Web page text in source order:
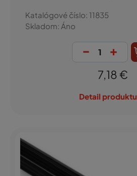
Katalógové číslo: 11835
Skladom: Áno
- +
7,18 €
Detail produktu